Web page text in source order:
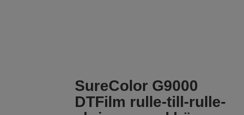
SureColor G9000
DTFilm rulle-till-rulle-